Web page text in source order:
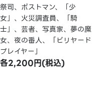
祭司、ポストマン、「少
女」、火災調査員、「騎
士」、芸者、写真家、夢の魔
女、夜の番人、「ビリヤード
プレイヤー」
各2,200円(税込)